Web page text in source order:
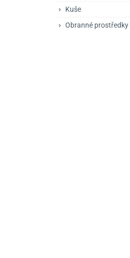
Kuše
Obranné prostředky